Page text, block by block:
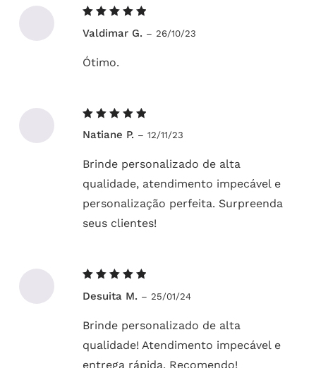
5de 5
Valdimar G. – 26/10/23
Ótimo.
5de 5
Natiane P. – 12/11/23
Brinde personalizado de alta
qualidade, atendimento impecável e
personalização perfeita. Surpreenda
seus clientes!
5de 5
Desuita M. – 25/01/24
Brinde personalizado de alta
qualidade! Atendimento impecável e
entrega rápida. Recomendo!